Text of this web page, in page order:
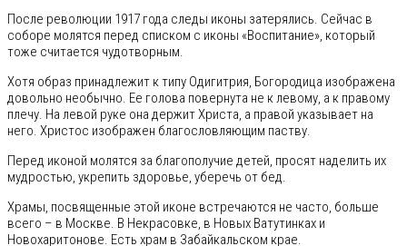
После революции 1917 года следы иконы затерялись. Сейчас в
соборе молятся перед списком с иконы «Воспитание», который
тоже считается чудотворным.
Хотя образ принадлежит к типу Одигитрия, Богородица изображена
довольно необычно. Ее голова повернута не к левому, а к правому
плечу. На левой руке она держит Христа, а правой указывает на
него. Христос изображен благословляющим паству.
Перед иконой молятся за благополучие детей, просят наделить их
мудростью, укрепить здоровье, уберечь от бед.
Храмы, посвященные этой иконе встречаются не часто, больше
всего – в Москве. В Некрасовке, в Новых Ватутинках и
Новохаритонове. Есть храм в Забайкальском крае.